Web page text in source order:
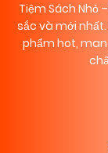
Tiệm Sách Nhỏ
sắc và mới
phẩm hot,